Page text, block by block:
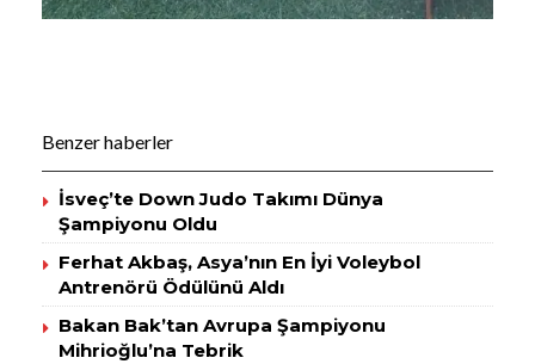
Benzer haberler
İsveç’te Down Judo Takımı Dünya
Şampiyonu Oldu
Ferhat Akbaş, Asya’nın En İyi Voleybol
Antrenörü Ödülünü Aldı
Bakan Bak’tan Avrupa Şampiyonu
Mihrioğlu’na Tebrik